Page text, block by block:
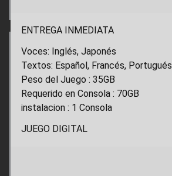
ENTREGA INMEDIATA
Voces: Inglés, Japonés
Textos: Español, Francés, Portugués
Peso del Juego : 35GB
Requerido en Consola : 70GB
instalacion : 1 Consola
JUEGO DIGITAL